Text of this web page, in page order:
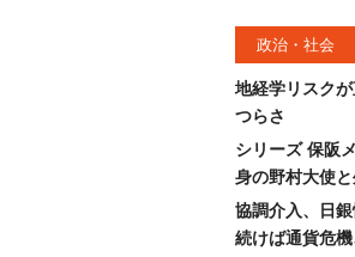
政治・社会
地経学リスク
つらさ
シリーズ 保阪
身の野村大使
協調介入、日
続けば通貨危